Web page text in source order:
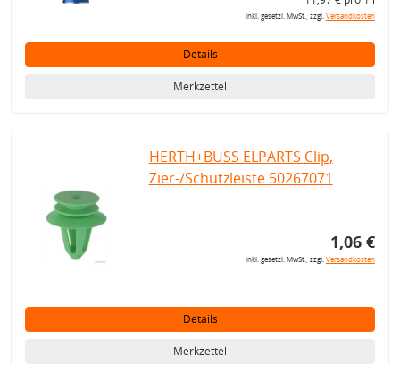
inkl. gesetzl. MwSt., zzgl.Versandkosten
Details
Merkzettel
HERTH+BUSS ELPARTS Clip,
Zier-/Schutzleiste 50267071
1,06 €
inkl. gesetzl. MwSt., zzgl.Versandkosten
Details
Merkzettel